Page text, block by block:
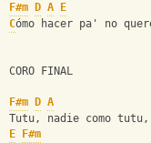
F#m
D A
E
Cómo hacer pa' no
CORO FINAL
F#m D A
Tutu, nadie como
E
F#m